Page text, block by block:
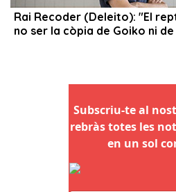
Subscriu-te al
rebràs totes les
en un sol